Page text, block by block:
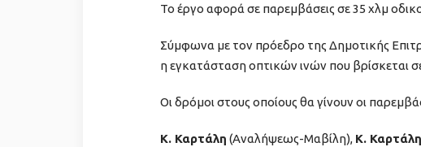
Το έργο αφορά σε παρεμβάσεις σε 35 χλμ
Σύμφωνα με τον πρόεδρο της Δημοτικής
η εγκατάσταση οπτικών ινών που βρίσκεται
Οι δρόμοι στους οποίους θα γίνουν οι
Κ. Καρτάλη (Αναλήψεως-Μαβίλη), Κ. Καρτάλη